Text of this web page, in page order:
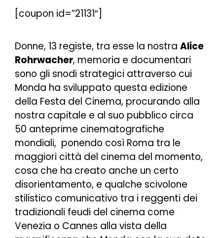
[coupon id=”21131″]
Donne, 13 registe, tra esse la nostra Alice
Rohrwacher, memoria e documentari
sono gli snodi strategici attraverso cui
Monda ha sviluppato questa edizione
della Festa del Cinema, procurando alla
nostra capitale e al suo pubblico circa
50 anteprime cinematografiche
mondiali, ponendo così Roma tra le
maggiori città del cinema del momento,
cosa che ha creato anche un certo
disorientamento, e qualche scivolone
stilistico comunicativo tra i reggenti dei
tradizionali feudi del cinema come
Venezia o Cannes alla vista della